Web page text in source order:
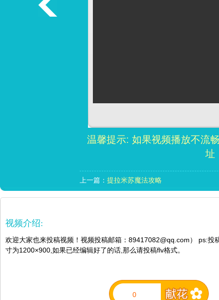
温馨提示: 如果视频播放不流
址
上一篇： 提拉米苏魔法攻略
视频介绍:
欢迎大家也来投稿视频！视频投稿邮箱：89417082@qq.com） ps:投
寸为1200×900,如果已经编辑好了的话,那么请投稿flv格式。
0